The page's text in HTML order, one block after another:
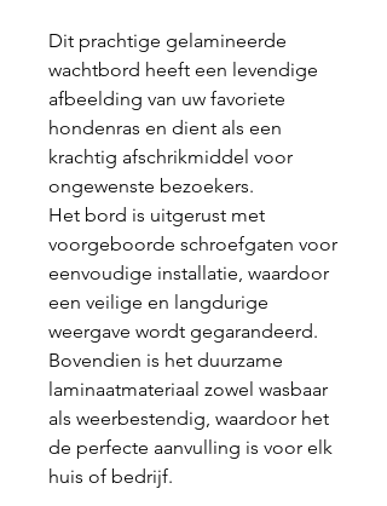
Dit prachtige gelamineerde
wachtbord heeft een levendige
afbeelding van uw favoriete
hondenras en dient als een
krachtig afschrikmiddel voor
ongewenste bezoekers.
Het bord is uitgerust met
voorgeboorde schroefgaten voor
eenvoudige installatie, waardoor
een veilige en langdurige
weergave wordt gegarandeerd.
Bovendien is het duurzame
laminaatmateriaal zowel wasbaar
als weerbestendig, waardoor het
de perfecte aanvulling is voor elk
huis of bedrijf.